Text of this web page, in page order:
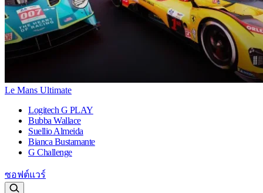
Le Mans Ultimate
Logitech G PLAY
Bubba Wallace
Suellio Almeida
Bianca Bustamante
G Challenge
ซอฟต์แวร์